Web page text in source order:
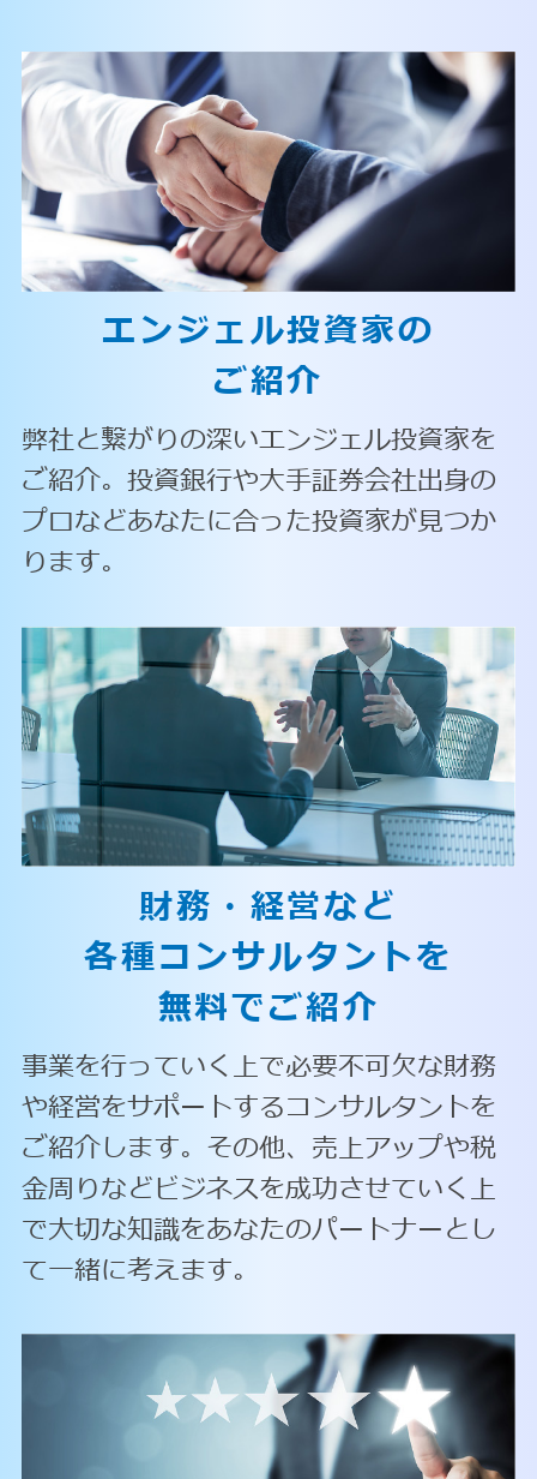
エンジェル投資家の
ご紹介
弊社と繋がりの深いエンジェル投資家を
ご紹介。投資銀行や大手証券会社出身の
プロなどあなたに合った投資家が見つか
ります。
財務・経営など
各種コンサルタントを
無料でご紹介
事業を行っていく上で必要不可欠な財務
や経営をサポートするコンサルタントを
ご紹介します。その他、売上アップや税
金周りなどビジネスを成功させていく上
で大切な知識をあなたのパートナーとし
て一緒に考えます。